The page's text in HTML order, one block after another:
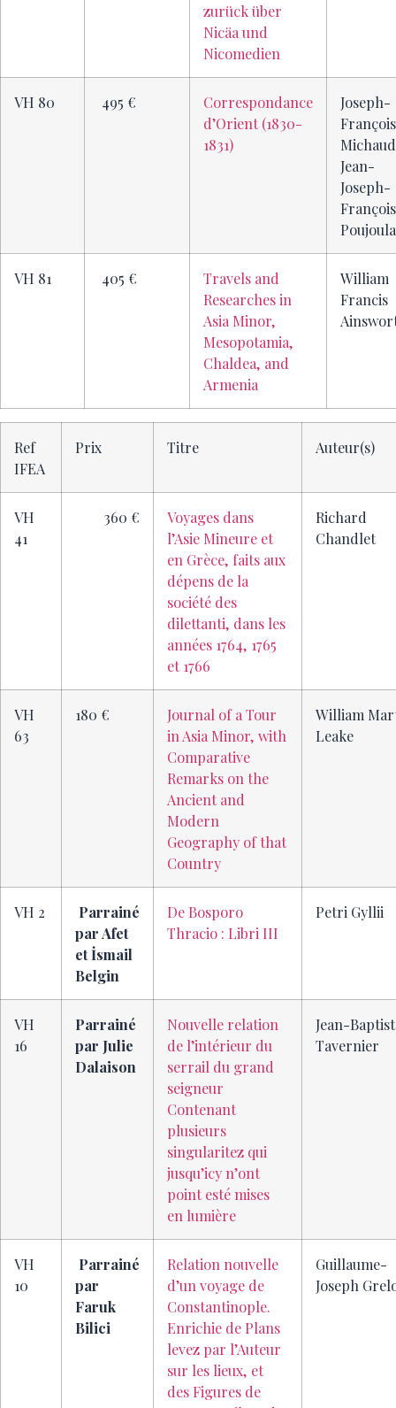
zurück über
Nicäa und
Nicomedien
VH 80 495 €
Correspondance
d’Orient (1830-
1831)
Joseph-
François
Michaud
Jean-
Joseph-
François
VH 81 405 €
Travels and
Researches in
Asia Minor,
Mesopotamia,
Chaldea, and
Armenia
William
Francis
Ref
IFEA
Prix Titre Auteur(s)
VH
41
360 €
Voyages dans
l’Asie Mineure et
en Grèce, faits aux
dépens de la
société des
dilettanti, dans les
années 1764, 1765
et 1766
Richard
Chandlet
VH
63
180 €
Journal of a Tour
in Asia Minor, with
Comparative
Remarks on the
Ancient and
Modern
Geography of that
Country
William
Leake
VH 2
Parrainé
par Afet
et İsmail
Belgin
De Bosporo
Thracio : Libri III
Petri Gyllii
VH
16
Parrainé
par Julie
Dalaison
Nouvelle relation
de l’intérieur du
serrail du grand
seigneur
Contenant
plusieurs
singularitez qui
jusqu’icy n’ont
point esté mises
en lumière
Jean-
Tavernier
VH
10
Parrainé
par
Faruk
Bilici
Relation nouvelle
d’un voyage de
Constantinople.
Enrichie de Plans
levez par l’Auteur
sur les lieux, et
des Figures de
Guillaume-
Joseph